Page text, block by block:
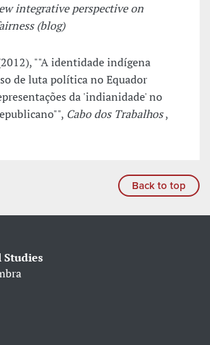
integrative perspective on
(blog)
""A identidade indígena
de luta política no Equador
da 'indianidade' no
Cabo dos Trabalhos,
Back to top
Studies